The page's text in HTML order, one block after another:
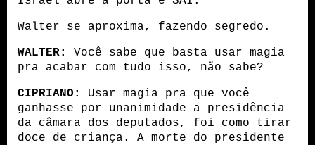
Walter se aproxima, fazendo segredo.
WALTER:
Você sabe que basta usar magia
pra acabar com tudo isso, não sabe?
CIPRIANO:
Usar magia pra que você
ganhasse por unanimidade a presidência
da câmara dos deputados, foi como tirar
doce de criança. A morte do presidente